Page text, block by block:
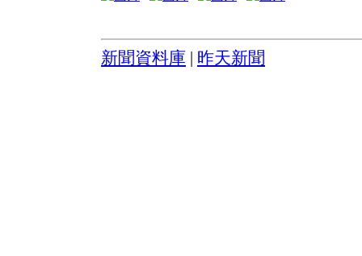
新聞資料庫 昨天新聞